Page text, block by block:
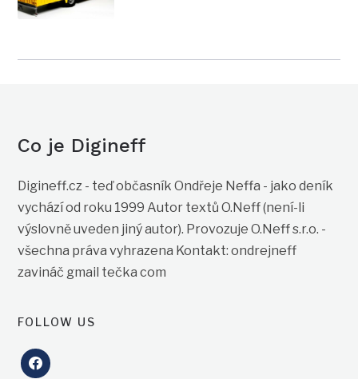
Co je Digineff
Digineff.cz - teď občasník Ondřeje Neffa - jako deník
vychází od roku 1999 Autor textů O.Neff (není-li
výslovně uveden jiný autor). Provozuje O.Neff s.r.o. -
všechna práva vyhrazena Kontakt: ondrejneff
zavináč gmail tečka com
FOLLOW US
facebook